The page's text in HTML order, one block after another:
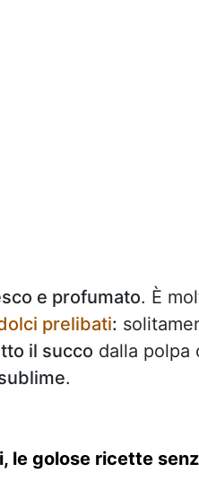
e profumato. È
prelibati:
il succo dalla polpa
.
le golose ricette